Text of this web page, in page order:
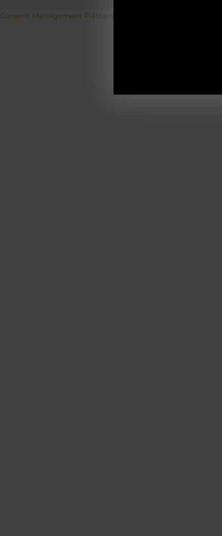
Consent Management Platform von Real Cookie Banner